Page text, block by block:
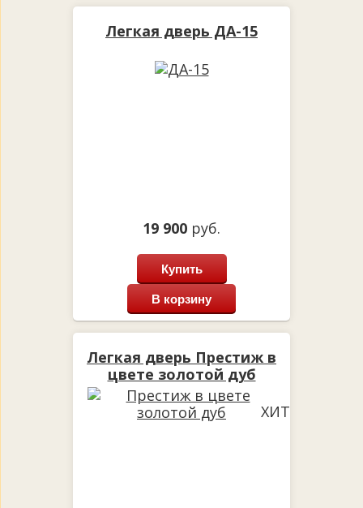
Легкая дверь ДА-15
19 900 руб.
Купить
В корзину
Легкая дверь Престиж в
цвете золотой дуб
ХИТ